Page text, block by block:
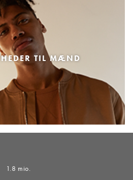
TIL MÆND
1.8 mio.